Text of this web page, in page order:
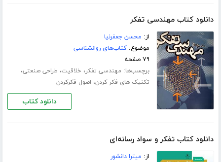
دانلود کتاب مهندسی تفکر
از: محسن جعفرنیا
موضوع:کتاب‌های روانشناسی
۷۹ صفحه
برچسب‌ها: مهندسی تفکر، خلاقیت، طراحی صنعتی،
تکنیک های فکر کردن، اصول فکرکردن
دانلود کتاب
دانلود کتاب تفکر و سواد رسانه‌ای
از: میترا دانشور